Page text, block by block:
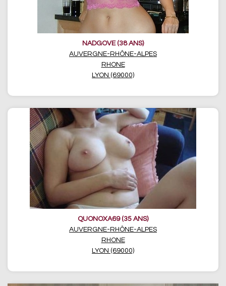
NADGOVE (38 ANS)
AUVERGNE-RHÔNE-ALPES
RHONE
LYON (69000)
QUONOXA69 (35 ANS)
AUVERGNE-RHÔNE-ALPES
RHONE
LYON (69000)